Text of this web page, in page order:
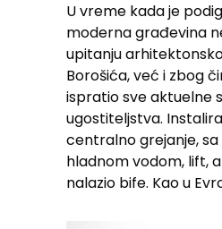
U vreme kada je
moderna građevina
upitanju
Borošića, već i zbog
ispratio sve aktuelne
ugostiteljstva.
centralno grejanje,
hladnom vodom, lift,
nalazio bife. Kao u